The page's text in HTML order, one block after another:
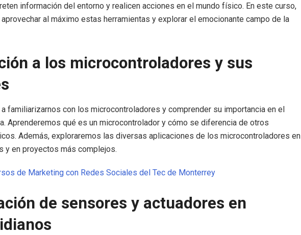
información del entorno y realicen acciones en el mundo físico. En este curso,
al máximo estas herramientas y explorar el emocionante campo de la
a los microcontroladores y sus
a familiarizarnos con los microcontroladores y comprender su importancia en el
Aprenderemos qué es un microcontrolador y cómo se diferencia de otros
Además, exploraremos las diversas aplicaciones de los microcontroladores en
en proyectos más complejos.
de Marketing con Redes Sociales del Tec de Monterrey
de sensores y actuadores en